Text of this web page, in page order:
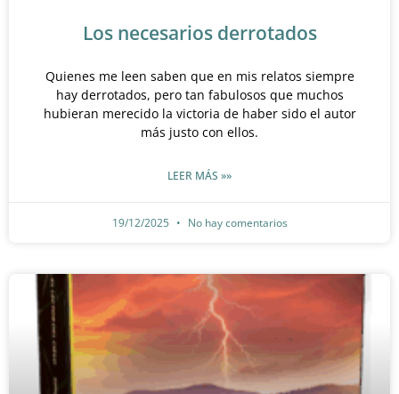
Los necesarios derrotados
Quienes me leen saben que en mis relatos siempre
hay derrotados, pero tan fabulosos que muchos
hubieran merecido la victoria de haber sido el autor
más justo con ellos.
LEER MÁS »»
19/12/2025 No hay comentarios